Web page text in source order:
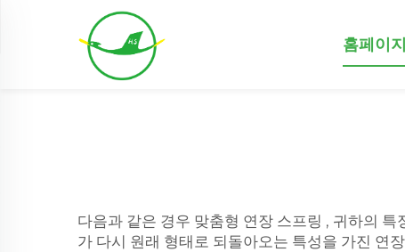
홈페이지
다음과 같은 경우 맞춤형 연장 스프링 , 귀하의 특
가 다시 원래 형태로 되돌아오는 특성을 가진 연